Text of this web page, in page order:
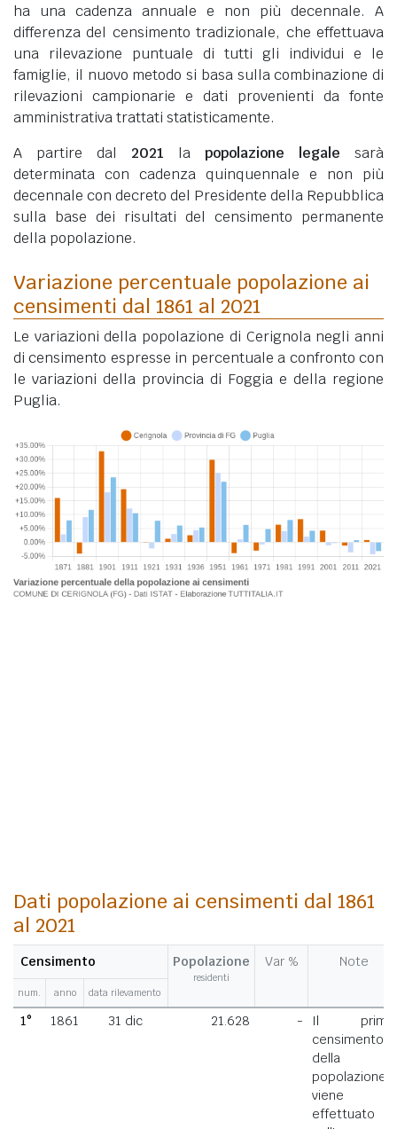
ha una cadenza annuale e non più decennale. A
differenza del censimento tradizionale, che effettuava
una rilevazione puntuale di tutti gli individui e le
famiglie, il nuovo metodo si basa sulla combinazione di
rilevazioni campionarie e dati provenienti da fonte
amministrativa trattati statisticamente.
A partire dal 2021 la popolazione legale sarà
determinata con cadenza quinquennale e non più
decennale con decreto del Presidente della Repubblica
sulla base dei risultati del censimento permanente
della popolazione.
Variazione percentuale popolazione ai
censimenti dal 1861 al 2021
Le variazioni della popolazione di Cerignola negli anni
di censimento espresse in percentuale a confronto con
le variazioni della provincia di Foggia e della regione
Puglia.
Dati popolazione ai censimenti dal 1861
al 2021
Censimento Popolazione
residenti
Var % Note
num. anno data rilevamento
1° 1861 31 dic 21.628 -
Il primo
censimento
della
popolazione
viene
effettuato